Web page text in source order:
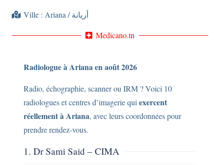
Ville :
Ariana / أريانة
Medicano.tn
Radiologue à Ariana en août 2026
Radio, échographie, scanner ou IRM ? Voici 10
radiologues et centres d’imagerie qui exercent
réellement à Ariana, avec leurs coordonnées pour
prendre rendez-vous.
1. Dr Sami Said – CIMA